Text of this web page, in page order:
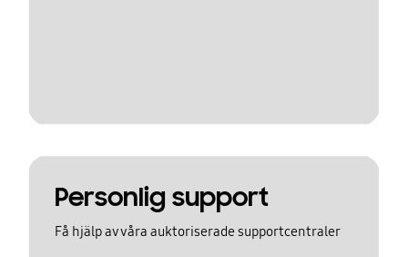
Personlig support
Få hjälp av våra auktoriserade supportcentraler